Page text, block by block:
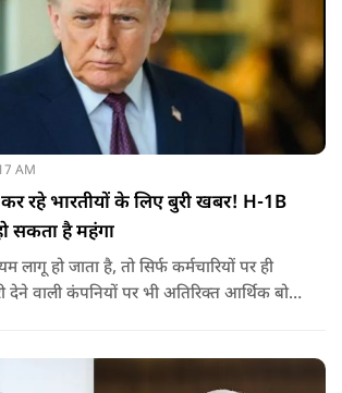
AM
रहे भारतीयों के लिए बुरी खबर! H-1B
सकता है महंगा
लागू हो जाता है, तो सिर्फ कर्मचारियों पर ही
देने वाली कंपनियों पर भी अतिरिक्त आर्थिक बोझ
नवीनीकरण कराते हैं.